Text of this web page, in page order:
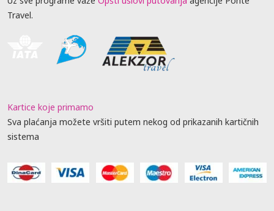
Travel.
Kartice koje primamo
Sva plaćanja možete vršiti putem nekog od prikazanih kartičnih
sistema